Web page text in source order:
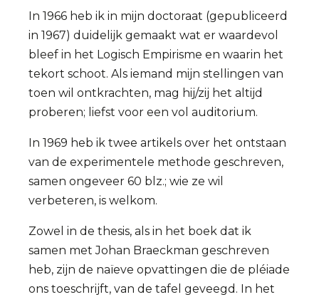
In 1966 heb ik in mijn doctoraat (gepubliceerd
in 1967) duidelijk gemaakt wat er waardevol
bleef in het Logisch Empirisme en waarin het
tekort schoot. Als iemand mijn stellingen van
toen wil ontkrachten, mag hij/zij het altijd
proberen; liefst voor een vol auditorium.
In 1969 heb ik twee artikels over het ontstaan
van de experimentele methode geschreven,
samen ongeveer 60 blz.; wie ze wil
verbeteren, is welkom.
Zowel in de thesis, als in het boek dat ik
samen met Johan Braeckman geschreven
heb, zijn de naïeve opvattingen die de pléiade
ons toeschrijft, van de tafel geveegd. In het